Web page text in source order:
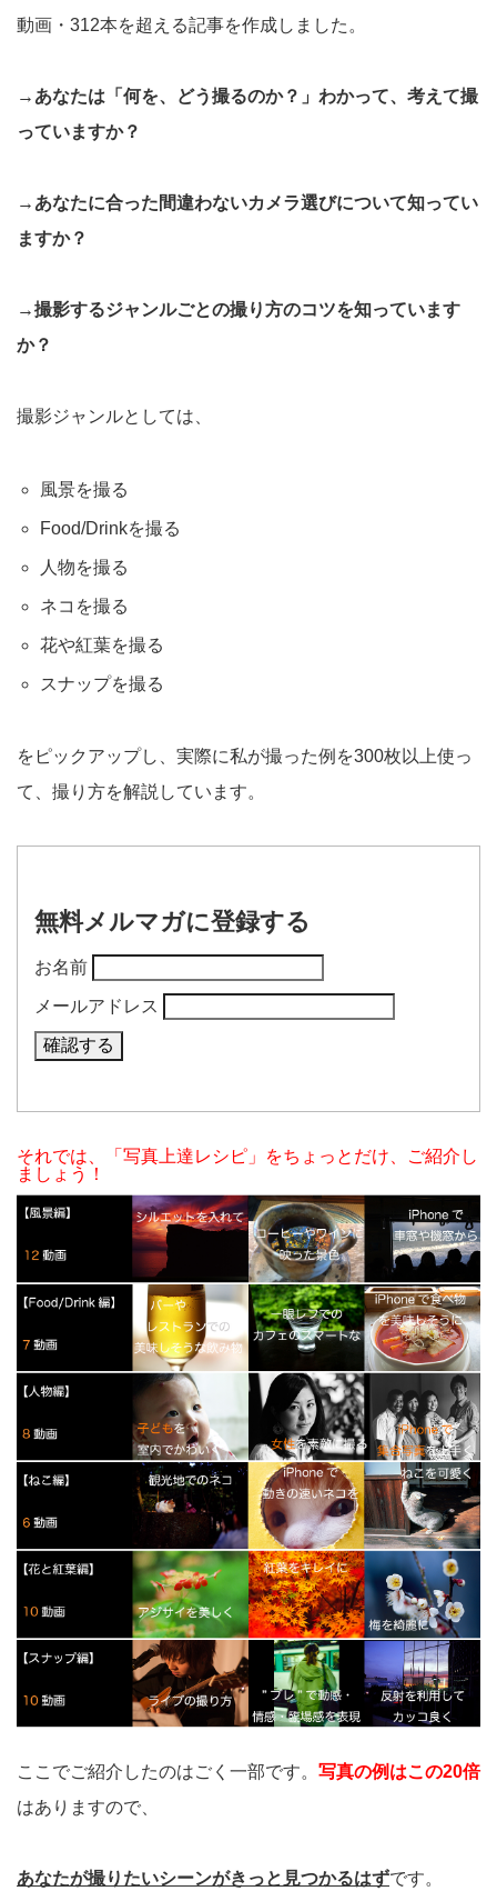
動画・312本を超える記事を作成しました。
→あなたは「何を、どう撮るのか？」わかって、考えて撮
っていますか？
→あなたに合った間違わないカメラ選びについて知ってい
ますか？
→撮影するジャンルごとの撮り方のコツを知っています
か？
撮影ジャンルとしては、
風景を撮る
Food/Drinkを撮る
人物を撮る
ネコを撮る
花や紅葉を撮る
スナップを撮る
をピックアップし、実際に私が撮った例を300枚以上使っ
て、撮り方を解説しています。
無料メルマガに登録する
お名前
メールアドレス
それでは、「写真上達レシピ」をちょっとだけ、ご紹介し
ましょう！
ここでご紹介したのはごく一部です。 写真の例はこの20倍
はありますので、
あなたが撮りたいシーンがきっと見つかるはずです。